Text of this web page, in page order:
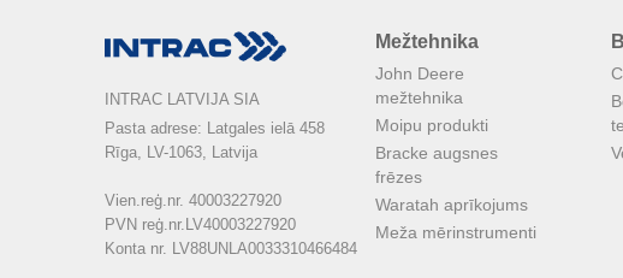
INTRAC LATVIJA SIA
Pasta adrese: Latgales ielā 458
Rīga, LV-1063, Latvija
Vien.reģ.nr. 40003227920
PVN reģ.nr.LV40003227920
Konta nr. LV88UNLA0033310466484
Mežtehnika
John Deere
mežtehnika
Moipu produkti
Bracke augsnes
frēzes
Waratah aprīkojums
Meža mērinstrumenti